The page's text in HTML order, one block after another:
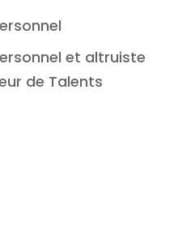
et altruiste
de Talents